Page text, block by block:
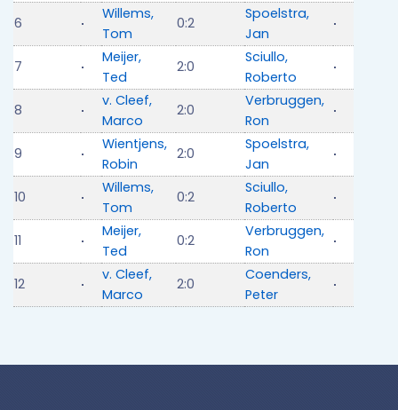
6
Willems,
Tom
0:2
Spoelstra,
Jan
7
Meijer,
Ted
2:0
Sciullo,
Roberto
8
v. Cleef,
Marco
2:0
Verbruggen,
Ron
9
Wientjens,
Robin
2:0
Spoelstra,
Jan
10
Willems,
Tom
0:2
Sciullo,
Roberto
11
Meijer,
Ted
0:2
Verbruggen,
Ron
12
v. Cleef,
Marco
2:0
Coenders,
Peter